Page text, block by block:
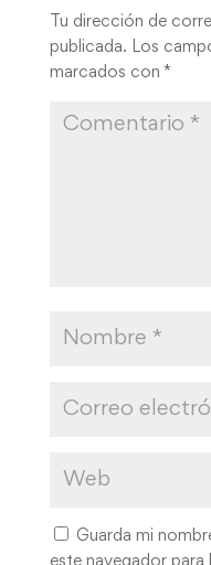
Tu dirección de
publicada.
Los
marcados con *
Guarda mi
este navegador